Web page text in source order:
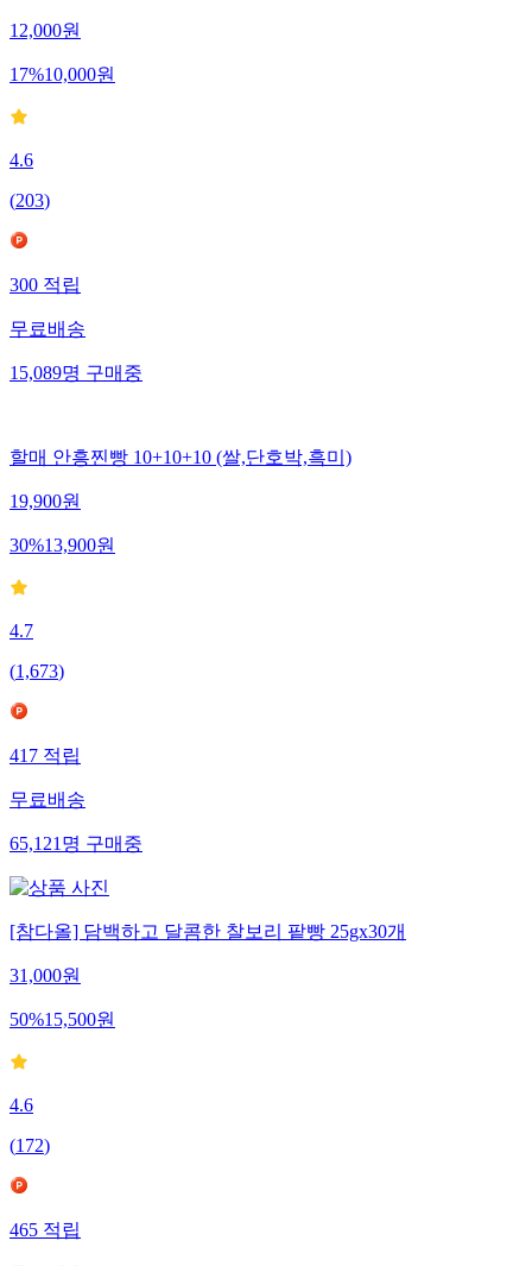
12,000원
17%10,000원
4.6
(203)
300적립
무료배송
15,089명구매중
할매 안흥찐빵 10+10+10 (쌀,단호박,흑미)
19,900원
30%13,900원
4.7
(1,673)
417적립
무료배송
65,121명구매중
[참다올] 담백하고 달콤한 찰보리 팥빵 25gx30개
31,000원
50%15,500원
4.6
(172)
465적립